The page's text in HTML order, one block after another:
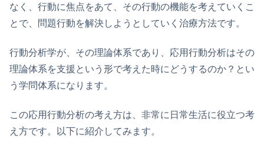
なく、行動に焦点をあて、その行動の機能を考えていくこ
とで、問題行動を解決しようとしていく治療方法です。
行動分析学が、その理論体系であり、応用行動分析はその
理論体系を支援という形で考えた時にどうするのか？とい
う学問体系になります。
この応用行動分析の考え方は、非常に日常生活に役立つ考
え方です。以下に紹介してみます。